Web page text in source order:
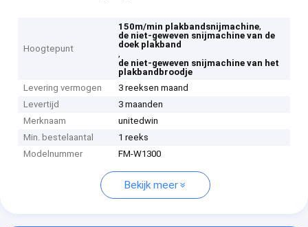
Hoogtepunt
150m/min plakbandsnijmachine,
de niet-geweven snijmachine van de
doek plakband
,
de niet-geweven snijmachine van het
plakbandbroodje
Levering vermogen
3 reeksen maand
Levertijd
3 maanden
Merknaam
unitedwin
Min. bestelaantal
1 reeks
Modelnummer
FM-W1300
Bekijk meer